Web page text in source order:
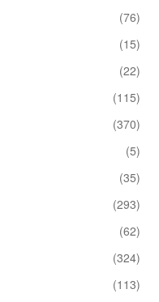
(76)
(15)
(22)
(115)
(370)
(5)
(35)
(293)
(62)
(324)
(113)